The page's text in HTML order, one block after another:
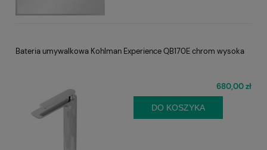
Bateria umywalkowa Kohlman Experience QB170E chrom wysoka
680,00 zł
DO KOSZYKA